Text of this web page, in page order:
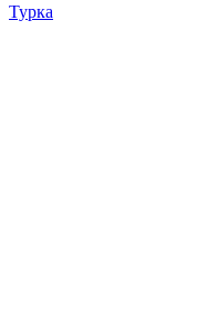
Турка